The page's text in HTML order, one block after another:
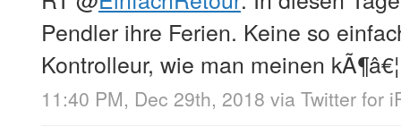
Pendler ihre Ferien. Keine so
Kontrolleur, wie man meinen kÃ¶â€¦
11:40 PM, Dec 29th, 2018 via Twitter for